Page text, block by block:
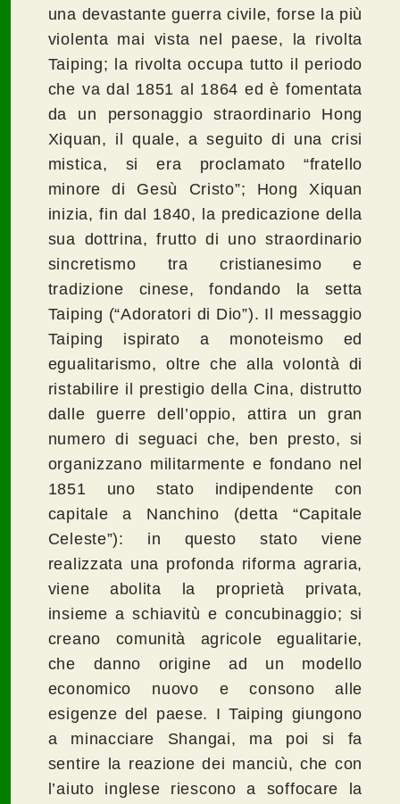
una devastante guerra civile, forse la più
violenta mai vista nel paese, la rivolta
Taiping; la rivolta occupa tutto il periodo
che va dal 1851 al 1864 ed è fomentata
da un personaggio straordinario Hong
Xiquan, il quale, a seguito di una crisi
mistica, si era proclamato “fratello
minore di Gesù Cristo”; Hong Xiquan
inizia, fin dal 1840, la predicazione della
sua dottrina, frutto di uno straordinario
sincretismo tra cristianesimo e
tradizione cinese, fondando la setta
Taiping (“Adoratori di Dio”). Il messaggio
Taiping ispirato a monoteismo ed
egualitarismo, oltre che alla volontà di
ristabilire il prestigio della Cina, distrutto
dalle guerre dell’oppio, attira un gran
numero di seguaci che, ben presto, si
organizzano militarmente e fondano nel
1851 uno stato indipendente con
capitale a Nanchino (detta “Capitale
Celeste”): in questo stato viene
realizzata una profonda riforma agraria,
viene abolita la proprietà privata,
insieme a schiavitù e concubinaggio; si
creano comunità agricole egualitarie,
che danno origine ad un modello
economico nuovo e consono alle
esigenze del paese. I Taiping giungono
a minacciare Shangai, ma poi si fa
sentire la reazione dei manciù, che con
l’aiuto inglese riescono a soffocare la